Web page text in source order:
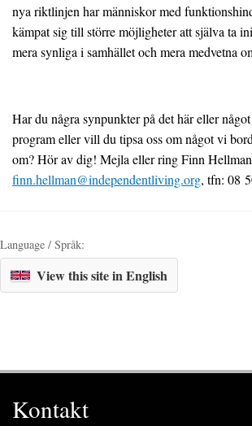
nya riktlinjen har människor med
kämpat sig till större möjligheter att själva ta
mera synliga i samhället och mera medvetna
Har du några synpunkter på det här eller
program eller vill du tipsa oss om något vi
om? Hör av dig! Mejla eller ring Finn
finn.hellman@independentliving.org, tfn: 08
Language / Språk:
View this site in English
Kontakt